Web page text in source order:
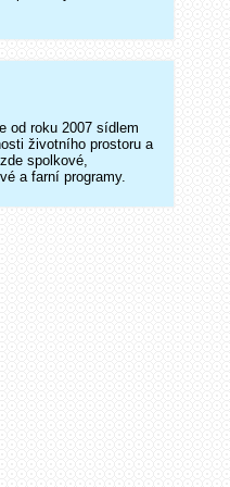
od roku 2007 sídlem
životního prostoru a
spolkové,
a farní programy.